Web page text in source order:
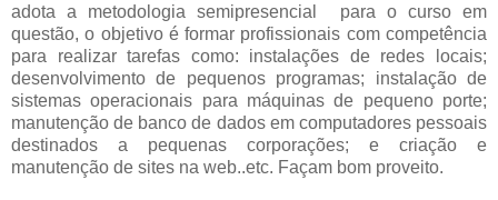
adota a metodologia semipresencial para o curso em
questão, o objetivo é formar profissionais com competência
para realizar tarefas como: instalações de redes locais;
desenvolvimento de pequenos programas; instalação de
sistemas operacionais para máquinas de pequeno porte;
manutenção de banco de dados em computadores pessoais
destinados a pequenas corporações; e criação e
manutenção de sites na web..etc. Façam bom proveito.